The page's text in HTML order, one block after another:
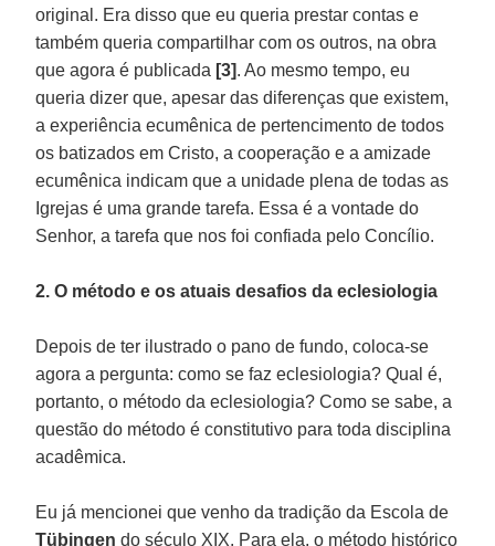
original. Era disso que eu queria prestar contas e
também queria compartilhar com os outros, na obra
que agora é publicada [3]. Ao mesmo tempo, eu
queria dizer que, apesar das diferenças que existem,
a experiência ecumênica de pertencimento de todos
os batizados em Cristo, a cooperação e a amizade
ecumênica indicam que a unidade plena de todas as
Igrejas é uma grande tarefa. Essa é a vontade do
Senhor, a tarefa que nos foi confiada pelo Concílio.
2. O método e os atuais desafios da eclesiologia
Depois de ter ilustrado o pano de fundo, coloca-se
agora a pergunta: como se faz eclesiologia? Qual é,
portanto, o método da eclesiologia? Como se sabe, a
questão do método é constitutivo para toda disciplina
acadêmica.
Eu já mencionei que venho da tradição da Escola de
Tübingendo século XIX. Para ela, o método histórico